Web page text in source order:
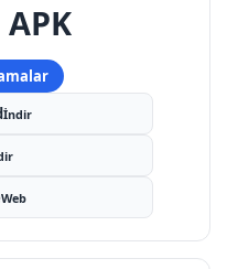
İndir
Web